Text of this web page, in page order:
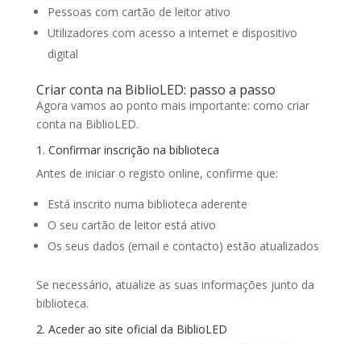
Pessoas com cartão de leitor ativo
Utilizadores com acesso a internet e dispositivo
digital
Criar conta na BiblioLED: passo a passo
Agora vamos ao ponto mais importante: como criar
conta na BiblioLED.
1. Confirmar inscrição na biblioteca
Antes de iniciar o registo online, confirme que:
Está inscrito numa biblioteca aderente
O seu cartão de leitor está ativo
Os seus dados (email e contacto) estão atualizados
Se necessário, atualize as suas informações junto da
biblioteca.
2. Aceder ao site oficial da BiblioLED